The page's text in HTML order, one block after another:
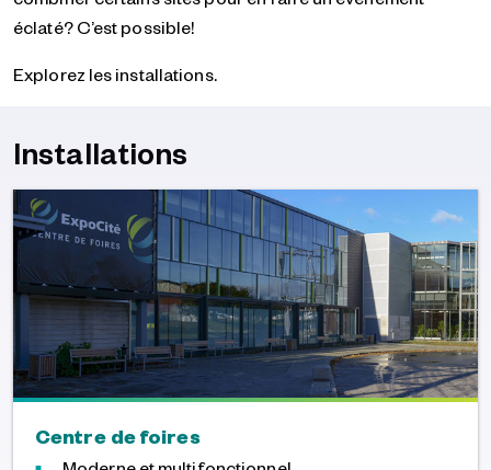
éclaté? C’est possible!
Explorez les installations.
Installations
Centre de foires